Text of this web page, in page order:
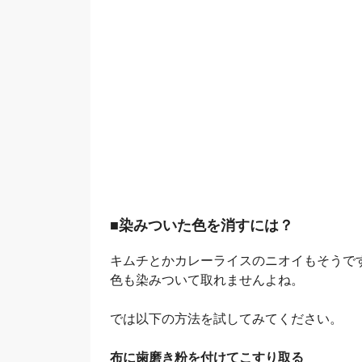
■染みついた色を消すには？
キムチとかカレーライスのニオイもそうで
色も染みついて取れませんよね。
では以下の方法を試してみてください。
布に歯磨き粉を付けてこすり取る